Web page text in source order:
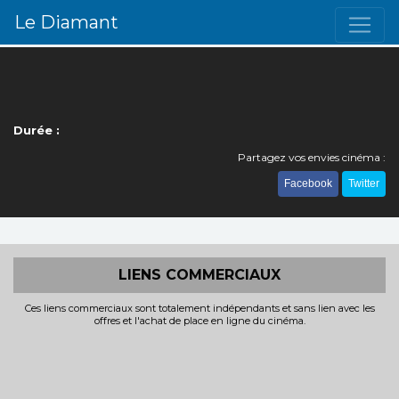
Le Diamant
Durée :
Partagez vos envies cinéma :
Facebook Twitter
LIENS COMMERCIAUX
Ces liens commerciaux sont totalement indépendants et sans lien avec les
offres et l'achat de place en ligne du cinéma.